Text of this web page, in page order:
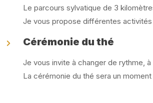
Le parcours sylvatique de 3
Je vous propose différentes
Cérémonie du thé
Je vous invite à changer de rythme,
La cérémonie du thé sera un